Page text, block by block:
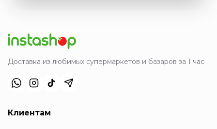
Доставка из любимых супермаркетов и базаров за 1 час
Клиентам